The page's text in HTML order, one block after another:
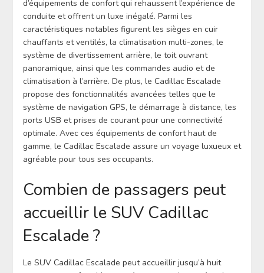
d’équipements de confort qui rehaussent l’expérience de
conduite et offrent un luxe inégalé. Parmi les
caractéristiques notables figurent les sièges en cuir
chauffants et ventilés, la climatisation multi-zones, le
système de divertissement arrière, le toit ouvrant
panoramique, ainsi que les commandes audio et de
climatisation à l’arrière. De plus, le Cadillac Escalade
propose des fonctionnalités avancées telles que le
système de navigation GPS, le démarrage à distance, les
ports USB et prises de courant pour une connectivité
optimale. Avec ces équipements de confort haut de
gamme, le Cadillac Escalade assure un voyage luxueux et
agréable pour tous ses occupants.
Combien de passagers peut
accueillir le SUV Cadillac
Escalade ?
Le SUV Cadillac Escalade peut accueillir jusqu’à huit